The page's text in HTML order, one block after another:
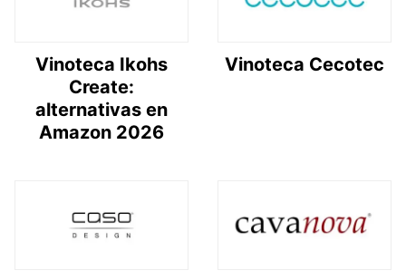
Vinoteca Ikohs
Create:
alternativas en
Amazon 2026
Vinoteca Cecotec